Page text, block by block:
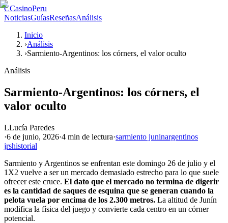
CCasinoPeru
NoticiasGuíasReseñasAnálisis
Inicio
›Análisis
›Sarmiento-Argentinos: los córners, el valor oculto
Análisis
Sarmiento-Argentinos: los córners, el
valor oculto
LLucía Paredes
·6 de junio, 2026·4 min de lectura·sarmiento juninargentinos
jrshistorial
Sarmiento y Argentinos se enfrentan este domingo 26 de julio y el
1X2 vuelve a ser un mercado demasiado estrecho para lo que suele
ofrecer este cruce. El dato que el mercado no termina de digerir
es la cantidad de saques de esquina que se generan cuando la
pelota vuela por encima de los 2.300 metros. La altitud de Junín
modifica la física del juego y convierte cada centro en un córner
potencial.